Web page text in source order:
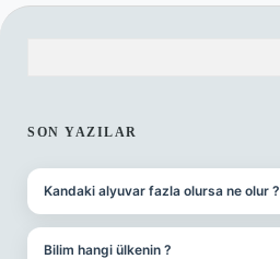
SON YAZILAR
Kandaki alyuvar fazla olursa ne olur ?
Bilim hangi ülkenin ?